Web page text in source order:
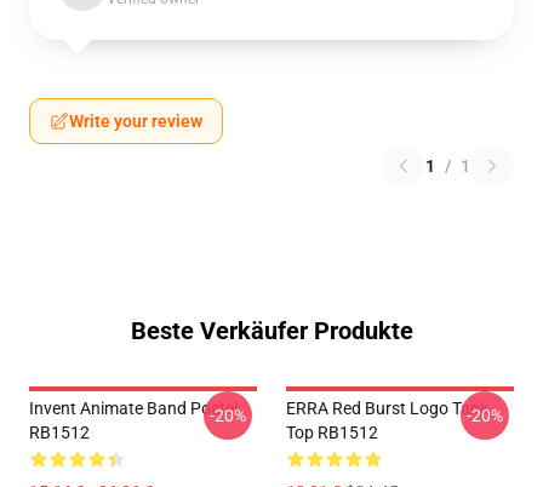
Write your review
1 / 1
Beste Verkäufer Produkte
Invent Animate Band Poster
RB1512
-20%
ERRA Red Burst Logo Tank
Top RB1512
-20%